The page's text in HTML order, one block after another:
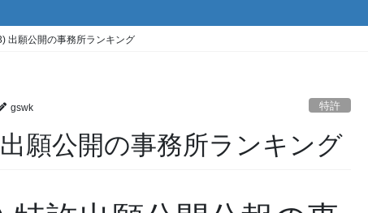
出願公開の事務所ランキング
gswk 特許
願公開の事務所ランキング